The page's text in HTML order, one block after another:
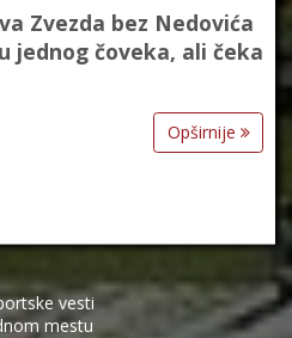
Zvezda bez Nedovića
jednog čoveka, ali čeka
Opširnije
vesti
mestu